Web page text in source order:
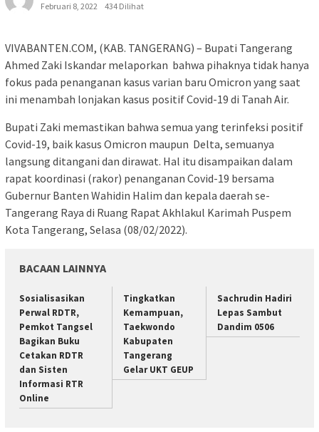
Februari 8, 2022
434 Dilihat
VIVABANTEN.COM, (KAB. TANGERANG) – Bupati Tangerang
Ahmed Zaki Iskandar melaporkan bahwa pihaknya tidak hanya
fokus pada penanganan kasus varian baru Omicron yang saat
ini menambah lonjakan kasus positif Covid-19 di Tanah Air.
Bupati Zaki memastikan bahwa semua yang terinfeksi positif
Covid-19, baik kasus Omicron maupun Delta, semuanya
langsung ditangani dan dirawat. Hal itu disampaikan dalam
rapat koordinasi (rakor) penanganan Covid-19 bersama
Gubernur Banten Wahidin Halim dan kepala daerah se-
Tangerang Raya di Ruang Rapat Akhlakul Karimah Puspem
Kota Tangerang, Selasa (08/02/2022).
BACAAN LAINNYA
Sosialisasikan
Perwal RDTR,
Pemkot Tangsel
Bagikan Buku
Cetakan RDTR
dan Sisten
Informasi RTR
Online
Tingkatkan
Kemampuan,
Taekwondo
Kabupaten
Tangerang
Gelar UKT GEUP
Sachrudin Hadiri
Lepas Sambut
Dandim 0506